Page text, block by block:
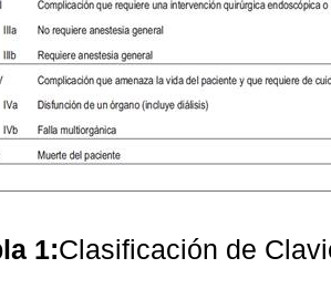
1:Clasificación de